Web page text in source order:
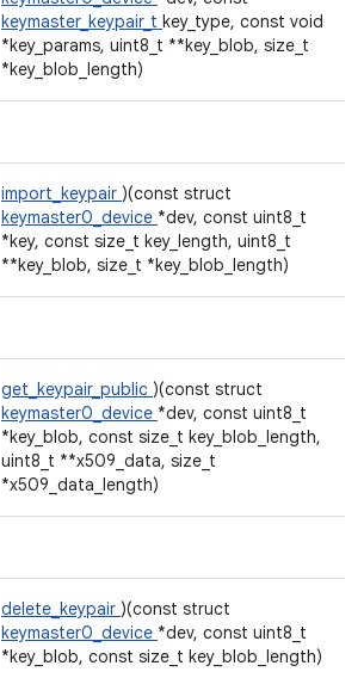
keymaster_keypair_t key_type, const void
*key_params, uint8_t **key_blob, size_t
*key_blob_length)
import_keypair )(const struct
keymaster0_device *dev, const uint8_t
*key, const size_t key_length, uint8_t
**key_blob, size_t *key_blob_length)
get_keypair_public )(const struct
keymaster0_device *dev, const uint8_t
*key_blob, const size_t key_blob_length,
uint8_t **x509_data, size_t
*x509_data_length)
delete_keypair )(const struct
keymaster0_device *dev, const uint8_t
*key_blob, const size_t key_blob_length)